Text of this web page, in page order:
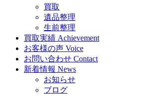
買取
遺品整理
生前整理
買取実績 Achievement
お客様の声 Voice
お問い合わせ Contact
新着情報 News
お知らせ
ブログ